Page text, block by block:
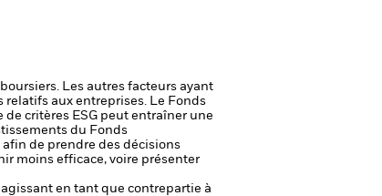
Les autres facteurs ayant
relatifs aux entreprises. Le Fonds
de critères ESG peut entraîner une
du Fonds
de prendre des décisions
moins efficace, voire présenter
en tant que contrepartie à